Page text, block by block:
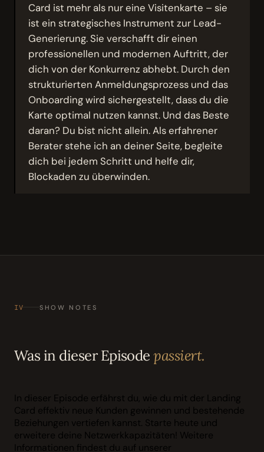
Card ist mehr als nur eine Visitenkarte – sie
ist ein strategisches Instrument zur Lead-
Generierung. Sie verschafft dir einen
professionellen und modernen Auftritt, der
dich von der Konkurrenz abhebt. Durch den
strukturierten Anmeldungsprozess und das
Onboarding wird sichergestellt, dass du die
Karte optimal nutzen kannst. Und das Beste
daran? Du bist nicht allein. Als erfahrener
Berater stehe ich an deiner Seite, begleite
dich bei jedem Schritt und helfe dir,
Blockaden zu überwinden.
IV SHOW NOTES
Was in dieser Episodepassiert.
In dieser Episode erfährst du, wie du mit der Landing
Card effektiv neue Kunden gewinnen und bestehende
Beziehungen vertiefen kannst. Starte heute und
erweitere deine Netzwerkkapazitäten! Weitere
Informationen findest du auf unserer